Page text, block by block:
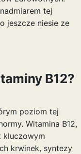
tej
jeszcze niesie ze
B12?
poziom tej
Witamina B12,
kluczowym
krwinek, syntezy